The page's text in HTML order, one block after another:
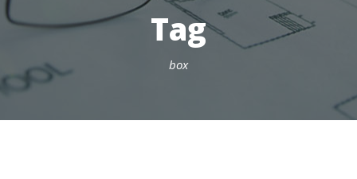
Tag
box